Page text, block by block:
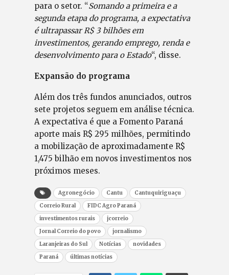
para o setor. “Somando a primeira e a
segunda etapa do programa, a expectativa
é ultrapassar R$ 3 bilhões em
investimentos, gerando emprego, renda e
desenvolvimento para o Estado“, disse.
Expansão do programa
Além dos três fundos anunciados, outros
sete projetos seguem em análise técnica.
A expectativa é que a Fomento Paraná
aporte mais R$ 295 milhões, permitindo
a mobilização de aproximadamente R$
1,475 bilhão em novos investimentos nos
próximos meses.
Agronegócio Cantu
Cantuquiriguaçu
Correio Rural
FIDC Agro Paraná
investimentos rurais
jcorreio
Jornal Correio do povo
jornalismo
Laranjeiras do Sul
Notícias
novidades
Paraná
últimas notícias